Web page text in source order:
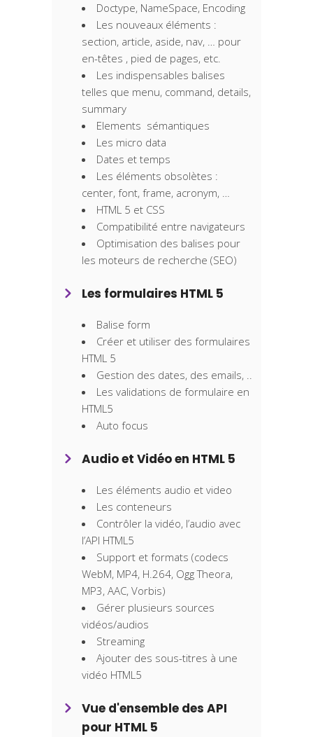
Doctype, NameSpace, Encoding
Les nouveaux éléments :
section, article, aside, nav, … pour
en-têtes , pied de pages, etc.
Les indispensables balises
telles que menu, command, details,
summary
Elements sémantiques
Les micro data
Dates et temps
Les éléments obsolètes :
center, font, frame, acronym, …
HTML 5 et CSS
Compatibilité entre navigateurs
Optimisation des balises pour
les moteurs de recherche (SEO)
Les formulaires HTML 5
Balise form
Créer et utiliser des formulaires
HTML 5
Gestion des dates, des emails, ..
Les validations de formulaire en
HTML5
Auto focus
Audio et Vidéo en HTML 5
Les éléments audio et video
Les conteneurs
Contrôler la vidéo, l’audio avec
l’API HTML5
Support et formats (codecs
WebM, MP4, H.264, Ogg Theora,
MP3, AAC, Vorbis)
Gérer plusieurs sources
vidéos/audios
Streaming
Ajouter des sous-titres à une
vidéo HTML5
Vue d'ensemble des API
pour HTML 5